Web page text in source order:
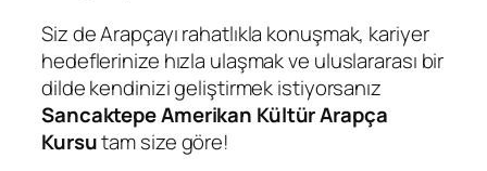
Siz de Arapçayı rahatlıkla konuşmak, kariyer
hedeflerinize hızla ulaşmak ve uluslararası bir
dilde kendinizi geliştirmek istiyorsanız
Sancaktepe Amerikan Kültür Arapça
Kursutam size göre!